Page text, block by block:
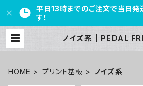
平日13時までのご注文で当日発
す！
ノイズ系 | PEDAL
HOME プリント基板 ノイズ系